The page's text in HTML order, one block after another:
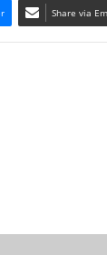
Share via